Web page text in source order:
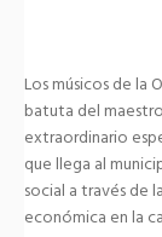
Los músicos de la
batuta del
extraordinario
que llega al
social a través de
económica en la